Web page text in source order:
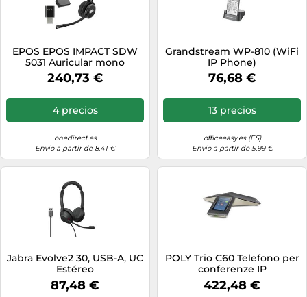
EPOS EPOS IMPACT SDW
5031 Auricular mono
professional DECT
240,73 €
4 precios
onedirect.es
Envío a partir de 8,41 €
Grandstream WP-810 (WiFi
IP Phone)
76,68 €
13 precios
officeeasy.es (ES)
Envío a partir de 5,99 €
Jabra Evolve2 30, USB-A, UC
Estéreo
87,48 €
POLY Trio C60 Telefono per
conferenze IP
422,48 €